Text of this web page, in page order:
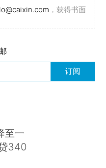
，获得书面
订阅
至一
340